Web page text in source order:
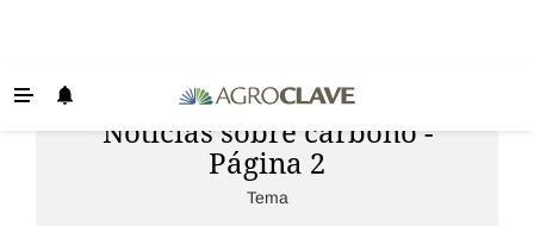
Noticias sobre carbono -
Página 2
Tema